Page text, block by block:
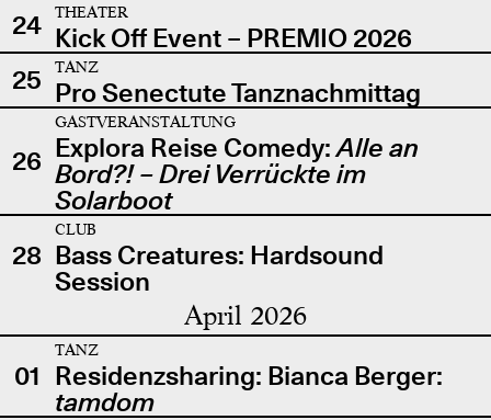
24
THEATER
Kick Off Event – PREMIO 2026
25
TANZ
Pro Senectute Tanznachmittag
26
GASTVERANSTALTUNG
Explora Reise Comedy:Alle an
Bord?! – Drei Verrückte im
Solarboot
28
CLUB
Bass Creatures: Hardsound
Session
April 2026
01
TANZ
Residenzsharing: Bianca Berger:
tamdom